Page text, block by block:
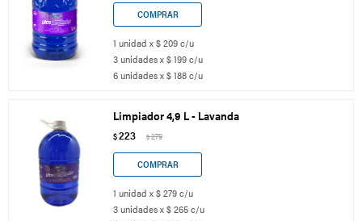
1 unidad x $ 209 c/u
3 unidades x $ 199 c/u
6 unidades x $ 188 c/u
Limpiador 4,9 L - Lavanda
$223 $279
1 unidad x $ 279 c/u
3 unidades x $ 265 c/u